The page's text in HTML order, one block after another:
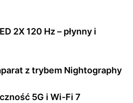
2X 120 Hz – płynny i
z trybem Nightography
5G i Wi-Fi 7